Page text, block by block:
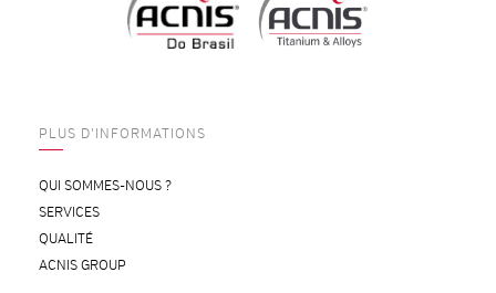
PLUS D'INFORMATIONS
QUI SOMMES-NOUS ?
SERVICES
QUALITÉ
ACNIS GROUP